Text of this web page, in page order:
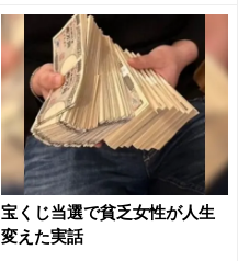
宝くじ当選で貧乏女性が人生
変えた実話